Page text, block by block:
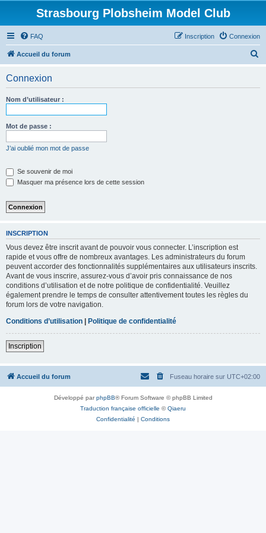
Strasbourg Plobsheim Model Club
FAQ Connexion
Inscription
Accueil du forum
Connexion
Nom d’utilisateur :
Mot de passe :
J’ai oublié mon mot de passe
Se souvenir de moi
Masquer ma présence lors de cette session
INSCRIPTION
Vous devez être inscrit avant de pouvoir vous connecter. L’inscription est
rapide et vous offre de nombreux avantages. Les administrateurs du forum
peuvent accorder des fonctionnalités supplémentaires aux utilisateurs inscrits.
Avant de vous inscrire, assurez-vous d’avoir pris connaissance de nos
conditions d’utilisation et de notre politique de confidentialité. Veuillez
également prendre le temps de consulter attentivement toutes les règles du
forum lors de votre navigation.
Conditions d’utilisation | Politique de confidentialité
Inscription
Accueil du forum Fuseau horaire sur UTC+02:00
Développé parphpBB® Forum Software © phpBB Limited
Traduction française officielle ©Qiaeru
Confidentialité | Conditions